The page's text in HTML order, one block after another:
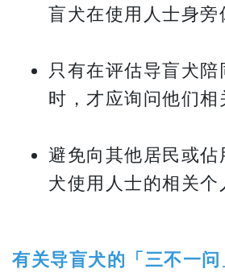
盲犬在使用人士身旁
只有在评估导盲犬陪
时，才应询问他们相
避免向其他居民或佔
犬使用人士的相关个
有关导盲犬的「三不一